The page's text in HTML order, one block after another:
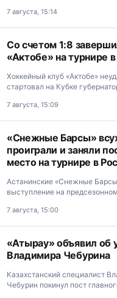
тренерского штаба
7 августа, 15:14
Со счетом 1:8
«Актобе» на турнире
Хоккейный клуб «Актобе»
стартовал на Кубке
7 августа, 15:09
«Снежные Барсы»
проиграли и заняли
место на турнире в
Астанинские «Снежные
выступление на
Ястребов».
7 августа, 15:00
«Атырау» объявил об
Владимира Чебурина
Казахстанский специалист
Чебурин покинул пост